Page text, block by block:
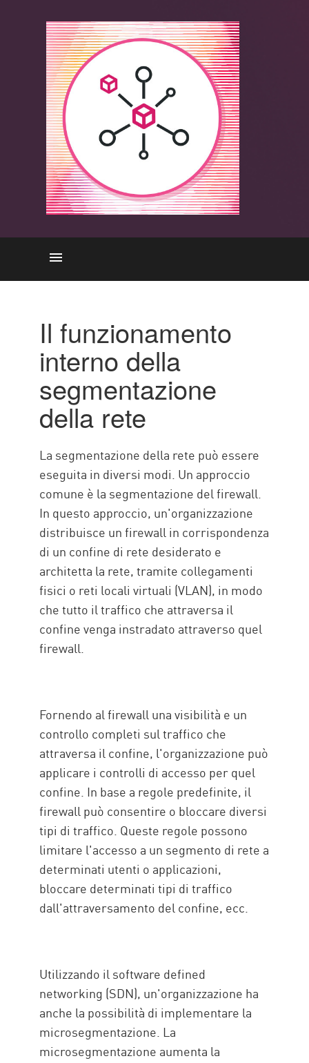
Implementazione
Risorse
Il funzionamento
interno della
segmentazione
della rete
La segmentazione della rete può essere
eseguita in diversi modi. Un approccio
comune è la segmentazione del firewall.
In questo approccio, un'organizzazione
distribuisce un firewall in corrispondenza
di un confine di rete desiderato e
architetta la rete, tramite collegamenti
fisici o reti locali virtuali (VLAN), in modo
che tutto il traffico che attraversa il
confine venga instradato attraverso quel
firewall.
Fornendo al firewall una visibilità e un
controllo completi sul traffico che
attraversa il confine, l'organizzazione può
applicare i controlli di accesso per quel
confine. In base a regole predefinite, il
firewall può consentire o bloccare diversi
tipi di traffico. Queste regole possono
limitare l'accesso a un segmento di rete a
determinati utenti o applicazioni,
bloccare determinati tipi di traffico
dall'attraversamento del confine, ecc.
Utilizzando il software defined
networking (SDN), un'organizzazione ha
anche la possibilità di implementare la
microsegmentazione. La
microsegmentazione aumenta la